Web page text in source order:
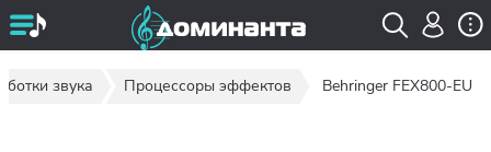
звука Процессоры эффектов Behringer FEX800-EU